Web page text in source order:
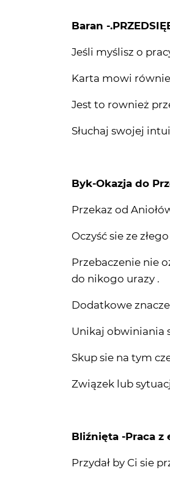
Baran -
Jeśli myślisz o
Karta mowi
Jest to rownież
Słuchaj swojej
Byk-Okazja do
Przekaz od
Oczyść sie ze
Przebaczenie nie
do nikogo urazy .
Dodatkowe
Unikaj obwiniania
Skup sie na tym
Związek lub
Bliźnięta -Praca z
Przydał by Ci sie